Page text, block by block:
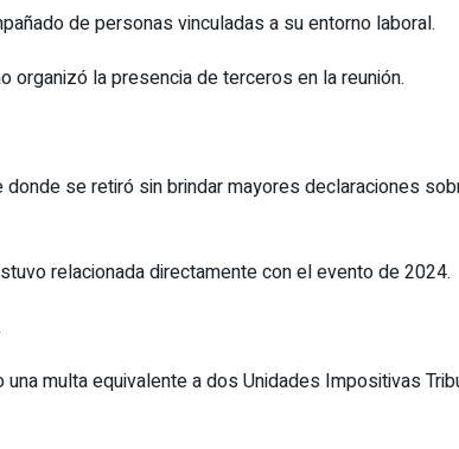
de personas vinculadas a su entorno laboral.
la presencia de terceros en la reunión.
se retiró sin brindar mayores declaraciones
relacionada directamente con el evento de 2024.
multa equivalente a dos Unidades Impositivas